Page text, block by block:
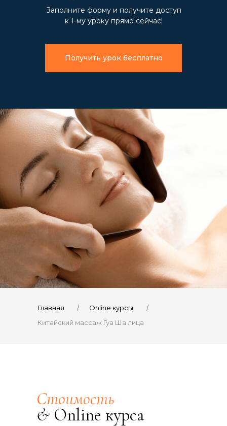
Заполните форму и получите доступ
к 1-му уроку прямо сейчас!
Получить урок бесплатно
Главная / /
Online курсы
Китайский массаж Гуа Ша лица
Стоимость
& Online курса